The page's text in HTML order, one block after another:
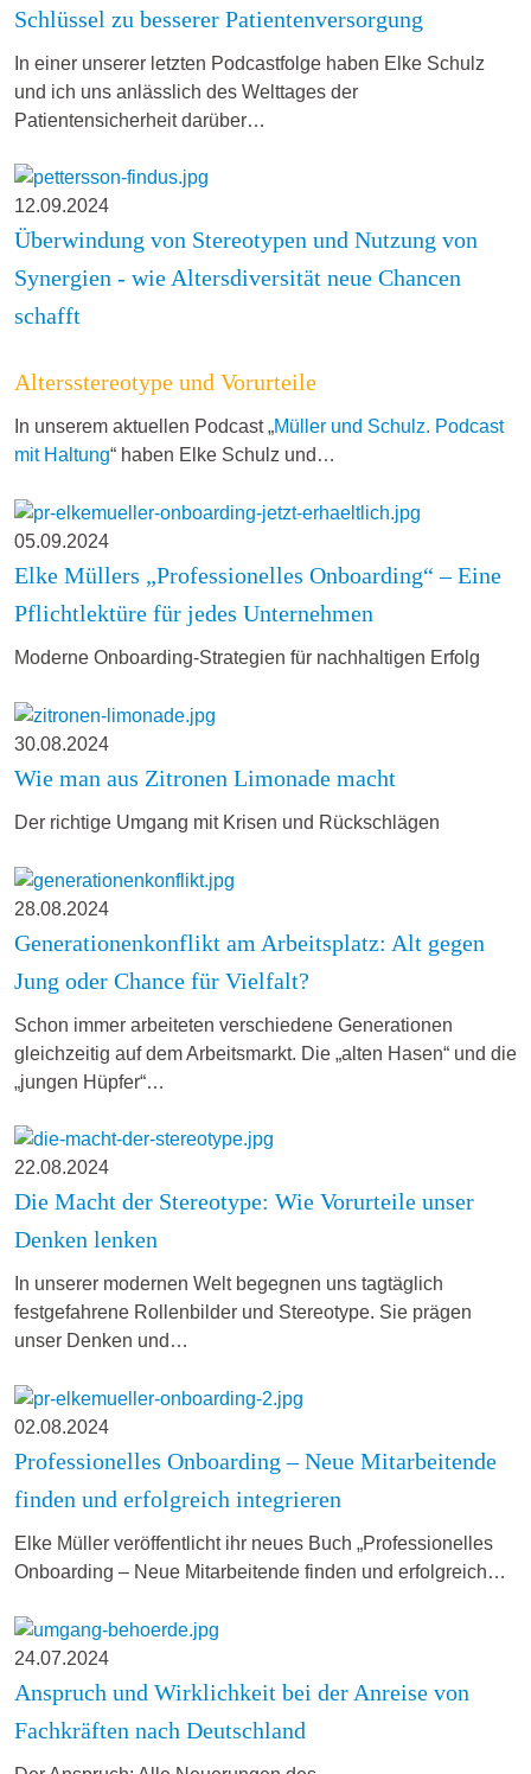
Schlüssel zu besserer Patientenversorgung
In einer unserer letzten Podcastfolge haben Elke Schulz
und ich uns anlässlich des Welttages der
Patientensicherheit darüber…
12.09.2024
Überwindung von Stereotypen und Nutzung von
Synergien - wie Altersdiversität neue Chancen
schafft
Altersstereotype und Vorurteile
In unserem aktuellen Podcast „Müller und Schulz. Podcast
mit Haltung“ haben Elke Schulz und…
05.09.2024
Elke Müllers „Professionelles Onboarding“ – Eine
Pflichtlektüre für jedes Unternehmen
Moderne Onboarding-Strategien für nachhaltigen Erfolg
30.08.2024
Wie man aus Zitronen Limonade macht
Der richtige Umgang mit Krisen und Rückschlägen
28.08.2024
Generationenkonflikt am Arbeitsplatz: Alt gegen
Jung oder Chance für Vielfalt?
Schon immer arbeiteten verschiedene Generationen
gleichzeitig auf dem Arbeitsmarkt. Die „alten Hasen“ und die
„jungen Hüpfer“…
22.08.2024
Die Macht der Stereotype: Wie Vorurteile unser
Denken lenken
In unserer modernen Welt begegnen uns tagtäglich
festgefahrene Rollenbilder und Stereotype. Sie prägen
unser Denken und…
02.08.2024
Professionelles Onboarding – Neue Mitarbeitende
finden und erfolgreich integrieren
Elke Müller veröffentlicht ihr neues Buch „Professionelles
Onboarding – Neue Mitarbeitende finden und erfolgreich…
24.07.2024
Anspruch und Wirklichkeit bei der Anreise von
Fachkräften nach Deutschland